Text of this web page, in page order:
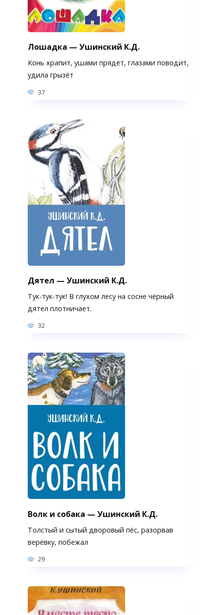
Лошадка — Ушинский К.Д.
Конь храпит, ушами прядёт, глазами поводит,
удила грызёт
37
Дятел — Ушинский К.Д.
Тук-тук-тук! В глухом лесу на сосне чёрный
дятел плотничает.
32
Волк и собака — Ушинский К.Д.
Толстый и сытый дворовый пёс, разорвав
верёвку, побежал
29